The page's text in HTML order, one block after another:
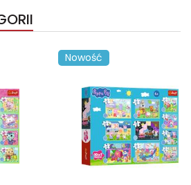
Nowość